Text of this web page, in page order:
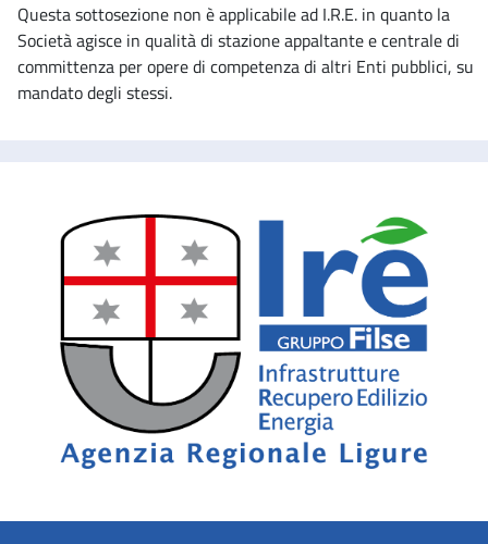
Questa sottosezione non è applicabile ad I.R.E. in quanto la
Società agisce in qualità di stazione appaltante e centrale di
committenza per opere di competenza di altri Enti pubblici, su
mandato degli stessi.